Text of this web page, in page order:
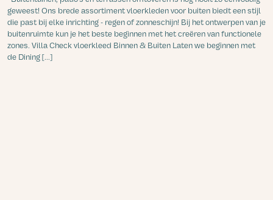
geweest! Ons brede assortiment vloerkleden voor buiten biedt een stijl
die past bij elke inrichting - regen of zonneschijn! Bij het ontwerpen van je
buitenruimte kun je het beste beginnen met het creëren van functionele
zones. Villa Check vloerkleed Binnen & Buiten Laten we beginnen met
de Dining [...]